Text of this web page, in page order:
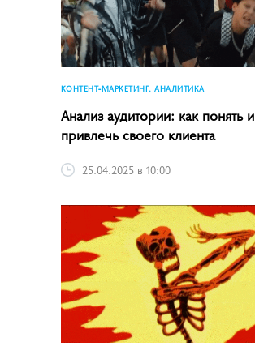
КОНТЕНТ-МАРКЕТИНГ, АНАЛИТИКА
Анализ аудитории: как понять и
привлечь своего клиента
25.04.2025 в 10:00